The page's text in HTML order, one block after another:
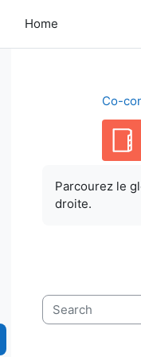
Home
Co-
Parcourez le
droite.
Search